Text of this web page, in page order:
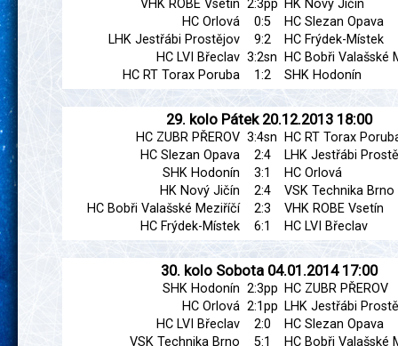
VHK ROBE Vsetín 2:3pp HK Nový Jičín
HC Orlová
0:5
HC Slezan Opava
LHK Jestřábi Prostějov
9:2
HC Frýdek-Místek
HC LVI Břeclav 3:2sn
HC Bobři Valašské
HC RT Torax Poruba
1:2 SHK Hodonín
29. kolo Pátek 20.12.2013 18:00
HC ZUBR PŘEROV 3:4sn
HC RT Torax
HC Slezan Opava
2:4
LHK Jestřábi
SHK Hodonín
3:1
HC Orlová
HK Nový Jičín
2:4
VSK Technika Brno
HC Bobři Valašské Meziříčí
2:3
VHK ROBE Vsetín
HC Frýdek-Místek
6:1 HC LVI Břeclav
30. kolo Sobota 04.01.2014 17:00
SHK Hodonín 2:3pp HC ZUBR PŘEROV
HC Orlová 2:1pp LHK Jestřábi
HC LVI Břeclav
2:0
HC Slezan Opava
VSK Technika Brno
5:1
HC Bobři Valašské